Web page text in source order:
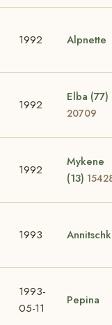
1992 Alpnette
1992
Elba (77)
20709
1992
Mykene
(13)
1993
1993-
05-11
Pepina